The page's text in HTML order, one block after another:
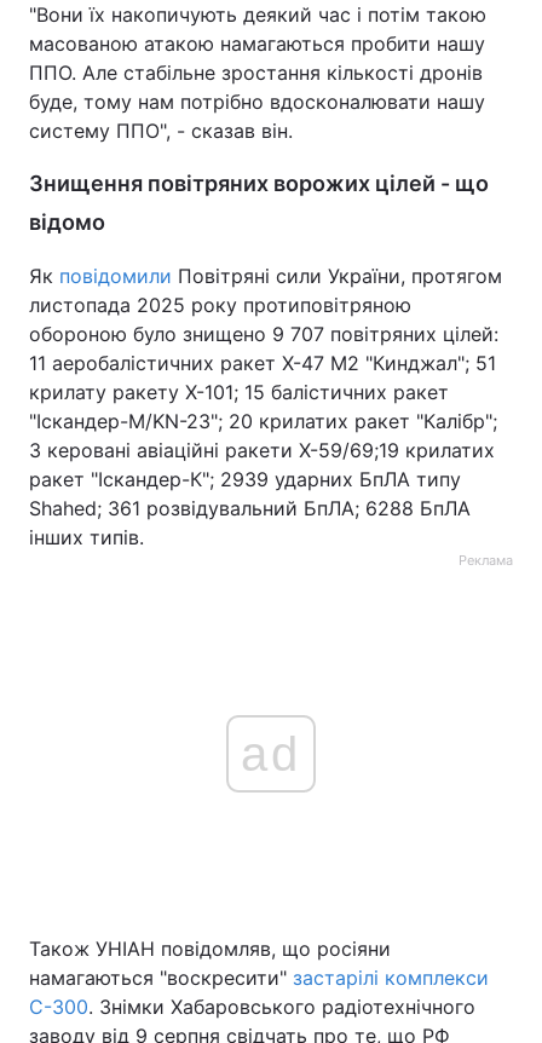
"Вони їх накопичують деякий час і потім такою
масованою атакою намагаються пробити нашу
ППО. Але стабільне зростання кількості дронів
буде, тому нам потрібно вдосконалювати нашу
систему ППО", - сказав він.
Знищення повітряних ворожих цілей - що
відомо
Як повідомили Повітряні сили України, протягом
листопада 2025 року протиповітряною
обороною було знищено 9 707 повітряних цілей:
11 аеробалістичних ракет Х-47 М2 "Кинджал"; 51
крилату ракету Х-101; 15 балістичних ракет
"Іскандер-М/KN-23"; 20 крилатих ракет "Калібр";
3 керовані авіаційні ракети Х-59/69;19 крилатих
ракет "Іскандер-К"; 2939 ударних БпЛА типу
Shahed; 361 розвідувальний БпЛА; 6288 БпЛА
інших типів.
Реклама
ad
Також УНІАН повідомляв, що росіяни
намагаються "воскресити" застарілі комплекси
С-300. Знімки Хабаровського радіотехнічного
заводу від 9 серпня свідчать про те, що РФ